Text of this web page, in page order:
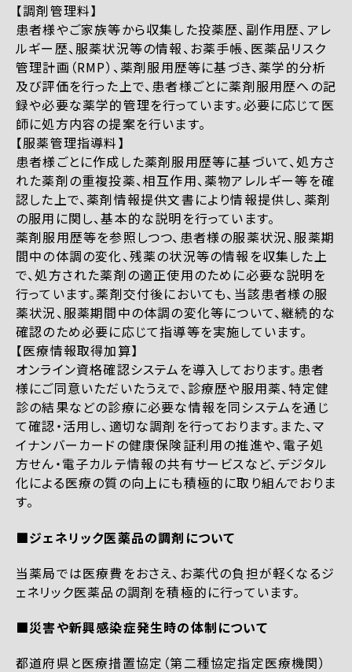
【調剤管理料】
患者様やご家族等から収集した投薬歴、副作用歴、アレ
ルギー歴、服薬状況等の情報、お薬手帳、医薬品リスク
管理計画（RMP）、薬剤服用歴等に基づき、薬学的分析
及び評価を行った上で、患者様ごとに薬剤服用歴への記
録や必要な薬学的管理を行っています。必要に応じて医
師に処方内容の提案を行います。
【服薬管理指導料】
患者様ごとに作成した薬剤服用歴等に基づいて、処方さ
れた薬剤の重複投薬、相互作用、薬物アレルギー等を確
認した上で、薬剤情報提供文書により情報提供し、薬剤
の服用に関し、基本的な説明を行っています。
薬剤服用歴等を参照しつつ、患者様の服薬状況、服薬期
間中の体調の変化、残薬の状況等の情報を収集した上
で、処方された薬剤の適正使用のために必要な説明を
行っています。薬剤交付後においても、当該患者様の服
薬状況、服薬期間中の体調の変化等について、継続的な
確認のため必要に応じて指導等を実施しています。
【医療情報取得加算】
オンライン資格確認システムを導入しております。患者
様にご同意いただいたうえで、診療歴や服用薬、特定健
診の結果などの診療に必要な情報を同システムを通じ
て確認・活用し、適切な調剤を行っております。また、マ
イナンバーカードの健康保険証利用の推進や、電子処
方せん・電子カルテ情報の共有サービスなど、デジタル
化による医療の質の向上にも積極的に取り組んでおりま
す。
■ジェネリック医薬品の調剤について
当薬局では医療費をおさえ、お薬代の負担が軽くなるジ
ェネリック医薬品の調剤を積極的に行っています。
■災害や新興感染症発生時の体制について
都道府県と医療措置協定（第二種協定指定医療機関）